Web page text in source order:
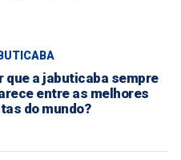
que a jabuticaba sempre
entre as melhores
do mundo?